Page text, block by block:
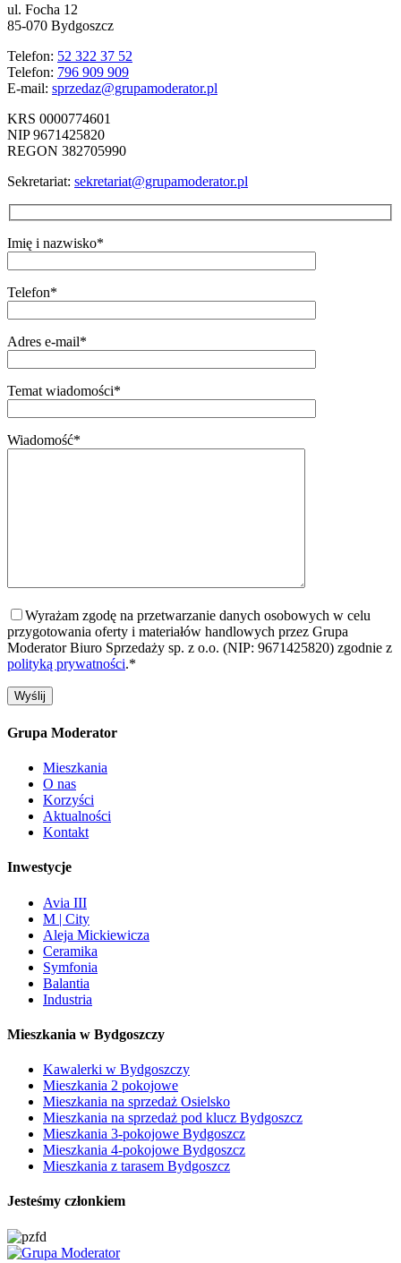
ul. Focha 12
85-070 Bydgoszcz
Telefon: 52 322 37 52
Telefon: 796 909 909
E-mail: sprzedaz@grupamoderator.pl
KRS 0000774601
NIP 9671425820
REGON 382705990
Sekretariat: sekretariat@grupamoderator.pl
Imię i nazwisko*
Telefon*
Adres e-mail*
Temat wiadomości*
Wiadomość*
Wyrażam zgodę na przetwarzanie danych osobowych w celu
przygotowania oferty i materiałów handlowych przez Grupa
Moderator Biuro Sprzedaży sp. z o.o. (NIP: 9671425820) zgodnie z
polityką prywatności.*
Grupa Moderator
Mieszkania
O nas
Korzyści
Aktualności
Kontakt
Inwestycje
Avia III
M | City
Aleja Mickiewicza
Ceramika
Symfonia
Balantia
Industria
Mieszkania w Bydgoszczy
Kawalerki w Bydgoszczy
Mieszkania 2 pokojowe
Mieszkania na sprzedaż Osielsko
Mieszkania na sprzedaż pod klucz Bydgoszcz
Mieszkania 3-pokojowe Bydgoszcz
Mieszkania 4-pokojowe Bydgoszcz
Mieszkania z tarasem Bydgoszcz
Jesteśmy członkiem